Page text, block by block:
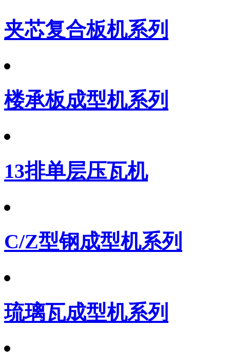
夹芯复合板机系列
楼承板成型机系列
13排单层压瓦机
C/Z型钢成型机系列
琉璃瓦成型机系列